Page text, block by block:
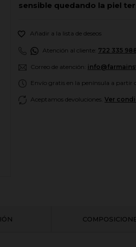
sensible quedando la piel
 Añadir a la lista de deseos
Atención al cliente: 722 335
Correo de atención:
Envío gratis en la península a partir
Aceptamos devoluciones. Ver